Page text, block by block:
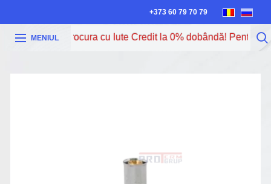
+373 60 79 70 79
MENIUL
Acum poți procura cu Iute Credit la 0% dobândă! Pentru